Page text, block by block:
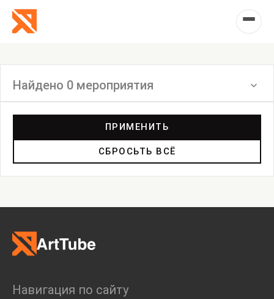
Найдено 0 мероприятия
Выставка
Лекция
Фестиваль
Мастерские
ПРИМЕНИТЬ
СБРОСЬТЬ ВСЁ
Навигация по сайту